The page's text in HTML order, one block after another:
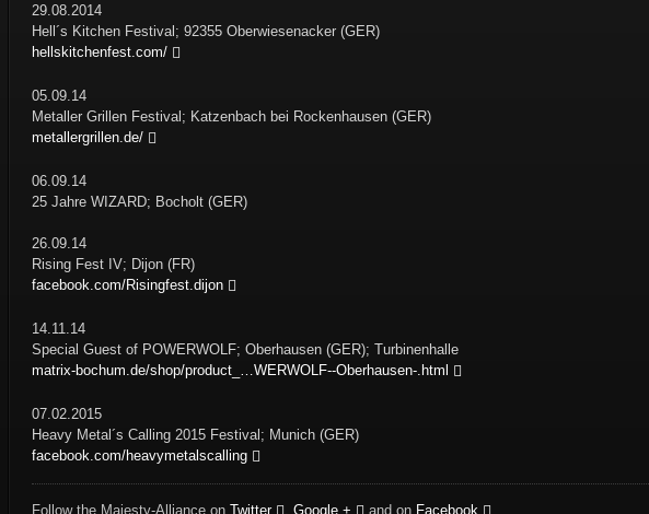
29.08.2014
Hell´s Kitchen Festival; 92355 Oberwiesenacker (GER)
hellskitchenfest.com/
05.09.14
Metaller Grillen Festival; Katzenbach bei Rockenhausen (GER)
metallergrillen.de/
06.09.14
25 Jahre WIZARD; Bocholt (GER)
26.09.14
Rising Fest IV; Dijon (FR)
facebook.com/Risingfest.dijon
14.11.14
Special Guest of POWERWOLF; Oberhausen (GER); Turbinenhalle
matrix-bochum.de/shop/product_…WERWOLF--Oberhausen-.html
07.02.2015
Heavy Metal´s Calling 2015 Festival; Munich (GER)
facebook.com/heavymetalscalling
Follow the Majesty-Alliance onTwitter ,Google + and on Facebook